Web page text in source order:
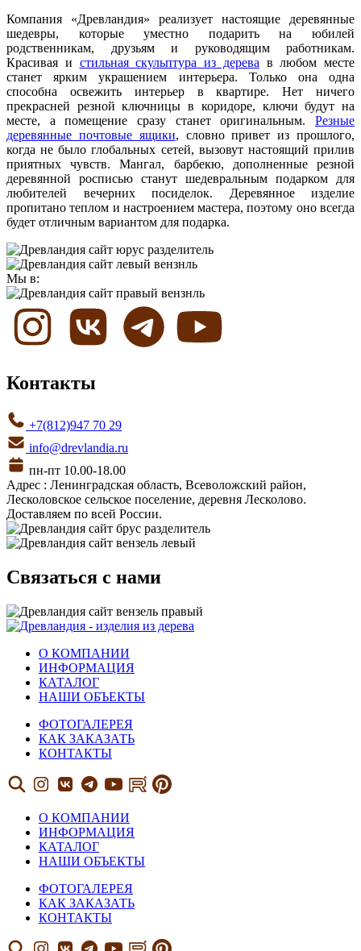
Компания «Древландия» реализует настоящие деревянные
шедевры, которые уместно подарить на юбилей
родственникам, друзьям и руководящим работникам.
Красивая и стильная скульптура из дерева в любом месте
станет ярким украшением интерьера. Только она одна
способна освежить интерьер в квартире. Нет ничего
прекрасней резной ключницы в коридоре, ключи будут на
месте, а помещение сразу станет оригинальным. Резные
деревянные почтовые ящики, словно привет из прошлого,
когда не было глобальных сетей, вызовут настоящий прилив
приятных чувств. Мангал, барбекю, дополненные резной
деревянной росписью станут шедевральным подарком для
любителей вечерних посиделок. Деревянное изделие
пропитано теплом и настроением мастера, поэтому оно всегда
будет отличным вариантом для подарка.
Мы в:
Контакты
+7(812)947 70 29
info@drevlandia.ru
пн-пт 10.00-18.00
Адрес : Ленинградская область, Всеволожский район,
Лесколовское сельское поселение, деревня Лесколово.
Доставляем по всей России.
Связаться с нами
О КОМПАНИИ
ИНФОРМАЦИЯ
КАТАЛОГ
НАШИ ОБЪЕКТЫ
ФОТОГАЛЕРЕЯ
КАК ЗАКАЗАТЬ
КОНТАКТЫ
О КОМПАНИИ
ИНФОРМАЦИЯ
КАТАЛОГ
НАШИ ОБЪЕКТЫ
ФОТОГАЛЕРЕЯ
КАК ЗАКАЗАТЬ
КОНТАКТЫ